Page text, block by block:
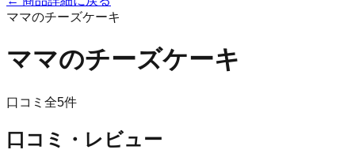
ママのチーズケーキ
ママのチーズケーキ
口コミ全5件
口コミ・レビュー